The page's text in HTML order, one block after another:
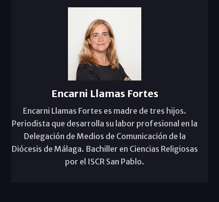
Encarni Llamas Fortes
Encarni Llamas Fortes es madre de tres hijos.
Periodista que desarrolla su labor profesional en la
Delegación de Medios de Comunicación de la
Diócesis de Málaga. Bachiller en Ciencias Religiosas
por el ISCR San Pablo.